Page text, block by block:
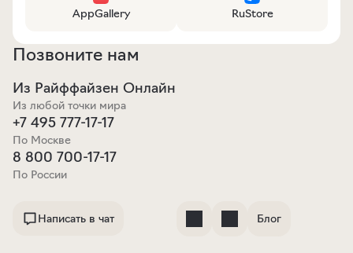
AppGallery RuStore
Позвоните нам
Из Райффайзен Онлайн
Из любой точки мира
+7 495 777-17-17
По Москве
8 800 700-17-17
По России
Написать в чат Блог